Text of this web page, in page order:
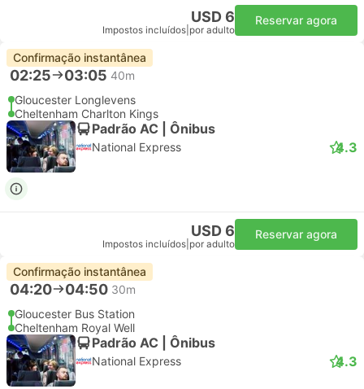
USD 6
Impostos incluídos por adulto
Reservar agora
Confirmação instantânea
02:25 03:05 40m
Gloucester Longlevens
Cheltenham Charlton Kings
Padrão AC | Ônibus
National Express 4.3
USD 6
Impostos incluídos por adulto
Reservar agora
Confirmação instantânea
04:20 04:50 30m
Gloucester Bus Station
Cheltenham Royal Well
Padrão AC | Ônibus
National Express 4.3